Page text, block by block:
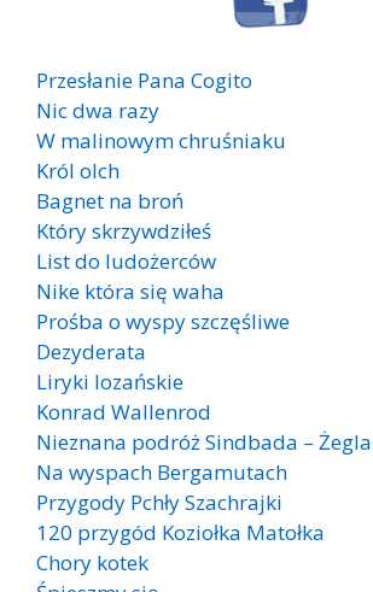
Przesłanie Pana Cogito
Nic dwa razy
W malinowym chruśniaku
Król olch
Bagnet na broń
Który skrzywdziłeś
List do ludożerców
Nike która się waha
Prośba o wyspy szczęśliwe
Dezyderata
Liryki lozańskie
Konrad Wallenrod
Nieznana podróż Sindbada –
Na wyspach Bergamutach
Przygody Pchły Szachrajki
120 przygód Koziołka Matołka
Chory kotek